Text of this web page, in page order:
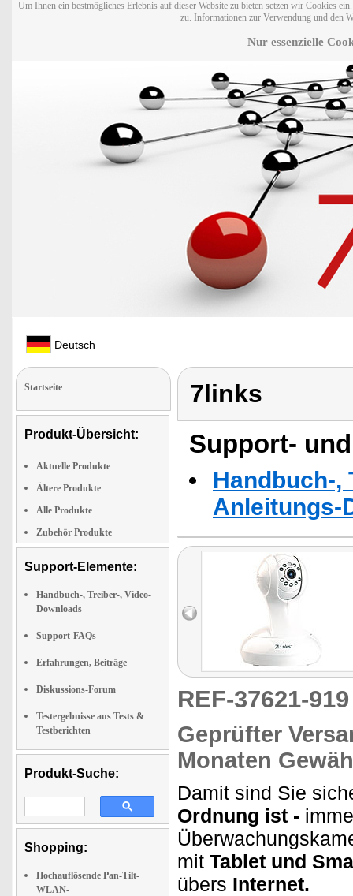
Um Ihnen ein bestmögliches Erlebnis auf dieser Website zu bieten setzen wir Cookies
zu. Informationen zur Verwendung und den
Nur essenzielle
Deutsch
Startseite
Produkt-Übersicht:
Aktuelle Produkte
Ältere Produkte
Alle Produkte
Zubehör Produkte
Support-Elemente:
Handbuch-, Treiber-, Video-
Downloads
Support-FAQs
Erfahrungen, Beiträge
Diskussions-Forum
Testergebnisse aus Tests &
Testberichten
Produkt-Suche:
Shopping:
Hochauflösende Pan-Tilt-
WLAN-
7links
Support-
Handbuch-,
Anleitungs-
REF-37621-
Geprüfter
Monaten
Damit sind Sie
Ordnung ist -
mit Tablet und
übers Internet.